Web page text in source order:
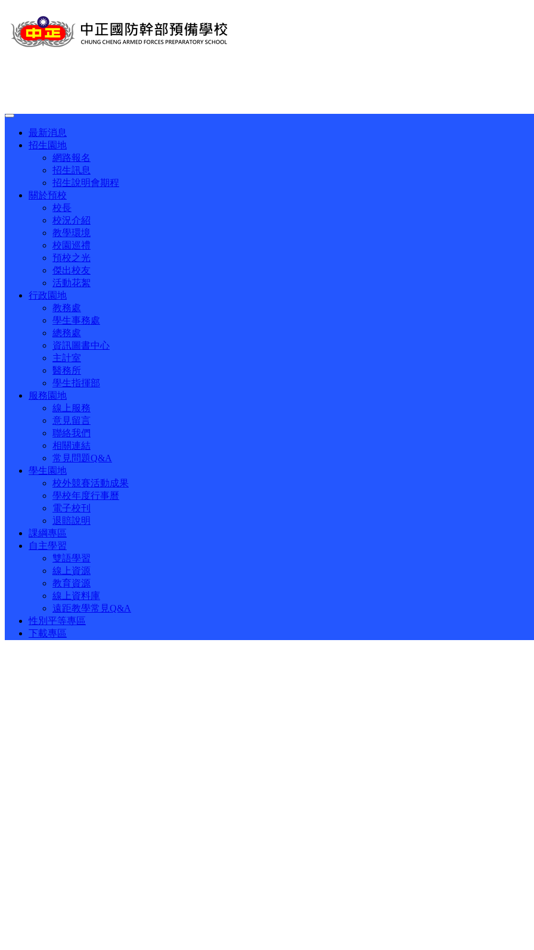
Toggle
navigation最新消息
招生園地
網路報名
招生訊息
招生說明會期程
關於預校
校長
校況介紹
教學環境
校園巡禮
預校之光
傑出校友
活動花絮
行政園地
教務處
學生事務處
總務處
資訊圖書中心
主計室
醫務所
學生指揮部
服務園地
線上服務
意見留言
聯絡我們
相關連結
常見問題Q&A
學生園地
校外競賽活動成果
學校年度行事曆
電子校刊
退賠說明
課綱專區
自主學習
雙語學習
線上資源
教育資源
線上資料庫
遠距教學常見Q&A
性別平等專區
下載專區